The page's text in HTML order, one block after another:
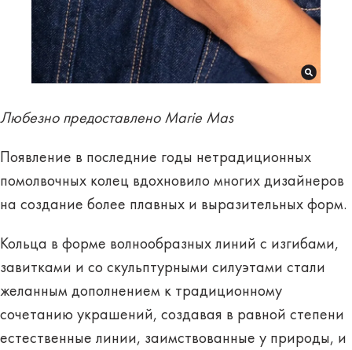
Любезно предоставлено Marie Mas
Появление в последние годы нетрадиционных
помолвочных колец вдохновило многих дизайнеров
на создание более плавных и выразительных форм.
Кольца в форме волнообразных линий с изгибами,
завитками и со скульптурными силуэтами стали
желанным дополнением к традиционному
сочетанию украшений, создавая в равной степени
естественные линии, заимствованные у природы, и